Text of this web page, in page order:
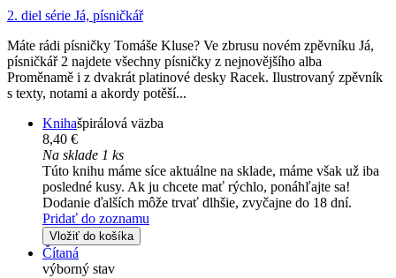
2. diel série Já, písničkář
Máte rádi písničky Tomáše Kluse? Ve zbrusu novém zpěvníku Já,
písničkář 2 najdete všechny písničky z nejnovějšího alba
Proměnamě i z dvakrát platinové desky Racek. Ilustrovaný zpěvník
s texty, notami a akordy potěší...
Knihašpirálová väzba
8,40 €
Na sklade 1 ks
Túto knihu máme síce aktuálne na sklade, máme však už iba
posledné kusy. Ak ju chcete mať rýchlo, ponáhľajte sa!
Dodanie ďalších môže trvať dlhšie, zvyčajne do 18 dní.
Pridať do zoznamu
Vložiť do košíka
Čítaná
výborný stav